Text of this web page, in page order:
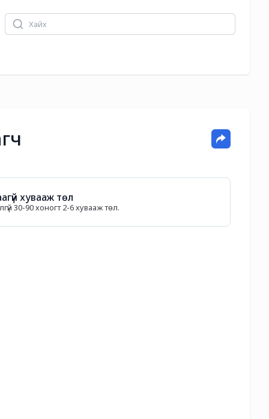
хувааж төл
30-90 хоногт 2-6 хувааж төл.